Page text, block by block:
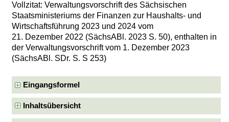
Vollzitat: Verwaltungsvorschrift des Sächsischen
Staatsministeriums der Finanzen zur Haushalts- und
Wirtschaftsführung 2023 und 2024 vom
21. Dezember 2022 (SächsABl. 2023 S. 50), enthalten in
der Verwaltungsvorschrift vom 1. Dezember 2023
(SächsABl. SDr. S. S 253)
Eingangsformel
Inhaltsübersicht